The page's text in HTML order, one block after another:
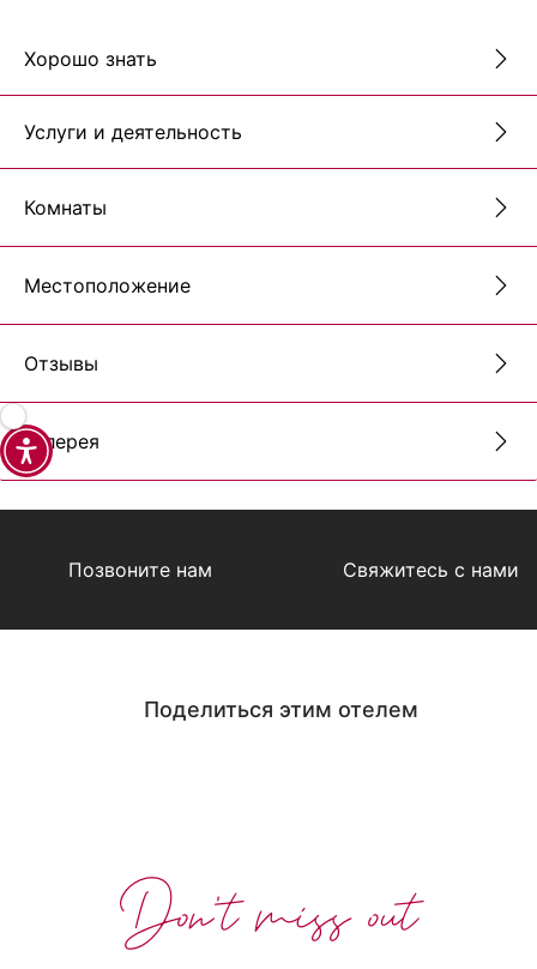
Хорошо знать
Услуги и деятельность
Комнаты
Местоположение
Отзывы
Галерея
Позвоните нам Свяжитесь с нами
Поделиться этим отелем
Don't miss out